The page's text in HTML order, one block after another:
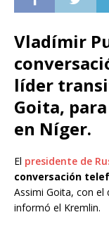
Vladímir
líder
Goita,
en Níger.
El presidente de
conversación
Assimi Goita, con el
informó el Kremlin.